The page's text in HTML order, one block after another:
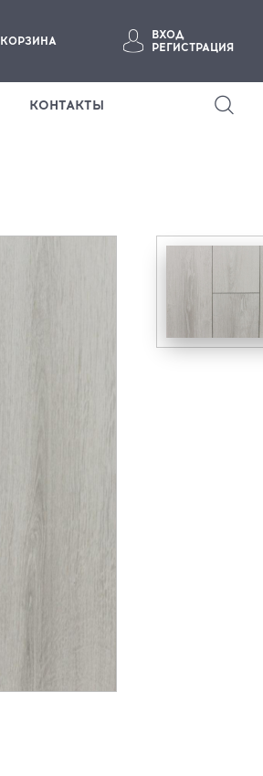
КОРЗИНА
ВХОД
РЕГИСТРАЦИЯ
Если у вас нет аккаунта, пожалуйста
КОНТАКТЫ